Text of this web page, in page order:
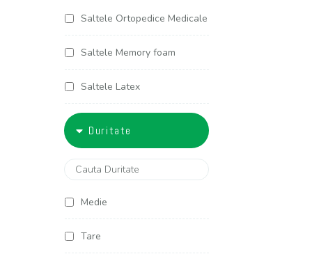
100x200
120x190
120x200
125x200
140x190
140x200
Saltele Ortopedice Medicale
Saltele Memory foam
Saltele Latex
Saltele Americane
Duritate
Medie
Tare